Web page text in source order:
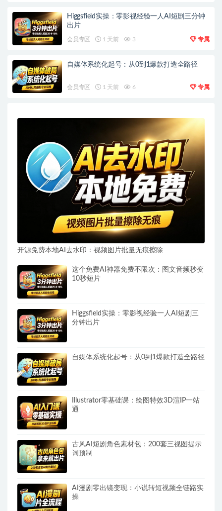
Higgsfield实操：零影视经验一人AI短剧三分钟
出片
会员专区 1 天前 3 专属
自媒体系统化起号：从0到1爆款打造全路径
会员专区 1 天前 6 专属
开源免费本地AI去水印：视频图片批量无痕擦除
这个免费AI神器免费不限次：图文音频秒变
10秒短片
Higgsfield实操：零影视经验一人AI短剧三
分钟出片
自媒体系统化起号：从0到1爆款打造全路径
Illustrator零基础课：绘图特效3D渲IP一站
通
古风AI短剧角色素材包：200套三视图提示
词预制
AI漫剧零出镜变现：小说转短视频全链路实
操